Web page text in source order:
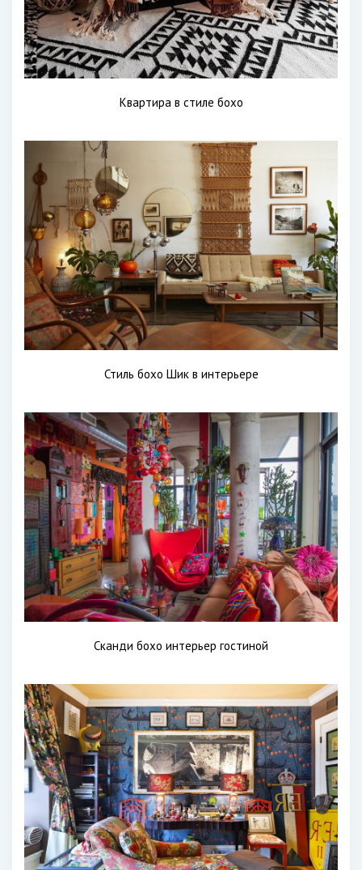
Квартира в стиле бохо
Стиль бохо Шик в интерьере
Сканди бохо интерьер гостиной